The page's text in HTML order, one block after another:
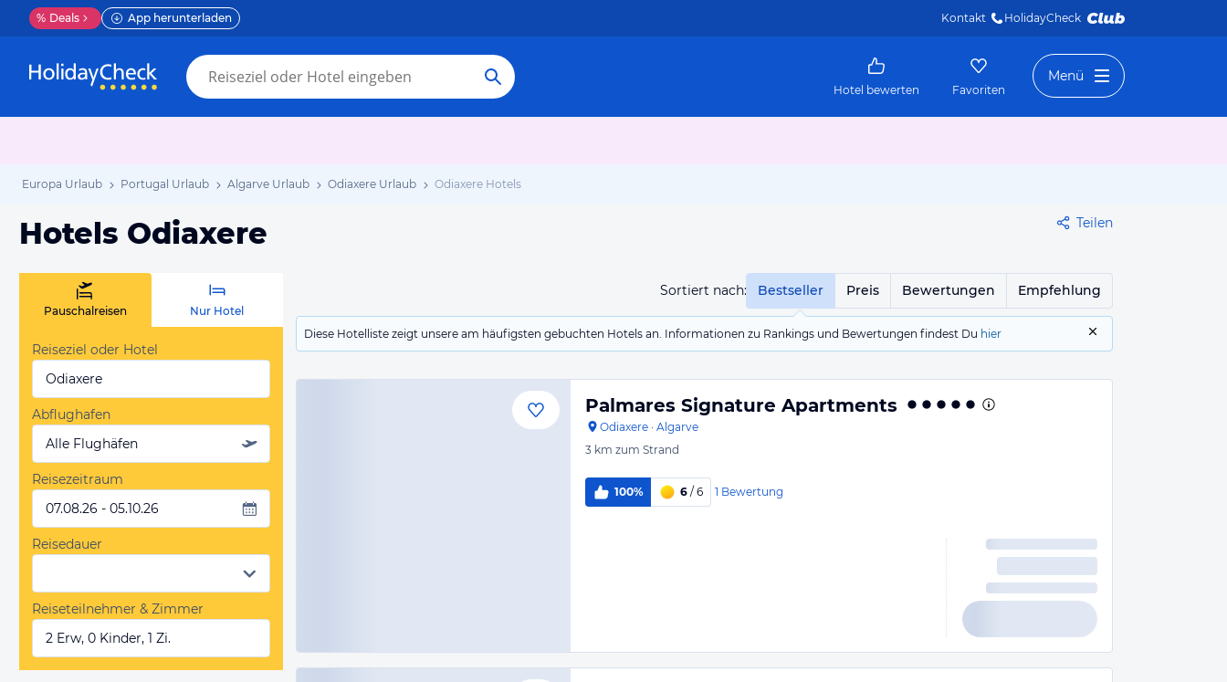
% Deals App herunterladen Kontakt HolidayCheck
Hotel bewerten Favoriten
Menü
Europa Urlaub Portugal Urlaub Algarve Urlaub Odiaxere Urlaub Odiaxere Hotels
Hotels Odiaxere Teilen
Sortiert nach: Bestseller Preis Bewertungen Empfehlung
Diese Hotelliste zeigt unsere am häufigsten gebuchten Hotels an. Informationen zu Rankings und Bewertungen findest Du hier
Pauschalreisen Nur Hotel
Reiseziel oder Hotel
Odiaxere
Abflughafen
Alle Flughäfen
Reisezeitraum
07.08.26 - 05.10.26
Reisedauer
Reiseteilnehmer & Zimmer
2 Erw, 0 Kinder, 1 Zi.
Palmares Signature Apartments
Odiaxere · Algarve
3 km zum Strand
100% 6 / 6 1 Bewertung